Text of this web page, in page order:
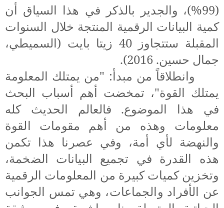
(99%)
، والجدير بالذكر في هذا السياق أن
كمية البيانات الرقمية المنتجة خلال السنوات
المقبلة ستتجاوز 40 زيتا بايت (السميطي،
جمال حسين. 2016
)
.
وانطلاقاً من مبدأ: "من يمتلك المعلومة
يمتلك القوة"، تمخضت أهم أسباب البحث
في هذا الموضوع. فالعالم الحديث كله
معلومات وهذه من أهم مقومات القوة
والنهضة لأي أمة، وفي عصرنا هذا تكمن
هذه القدرة في تجميع البيانات الضخمة،
وتخزين كميات كبيرة من المعلومات الرقمية
عن الأفراد والجماعات، وهي تمس الجوانب